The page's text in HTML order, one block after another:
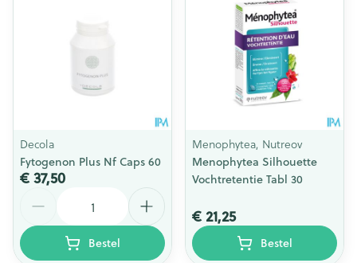
Decola
Fytogenon Plus Nf Caps 60
€ 37,50
Bestel
Menophytea, Nutreov
Menophytea Silhouette
Vochtretentie Tabl 30
€ 21,25
Bestel